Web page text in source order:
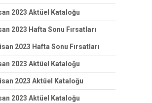
2023 Aktüel Kataloğu
2023 Hafta Sonu Fırsatları
2023 Hafta Sonu Fırsatları
2023 Aktüel Kataloğu
2023 Aktüel Kataloğu
2023 Aktüel Kataloğu